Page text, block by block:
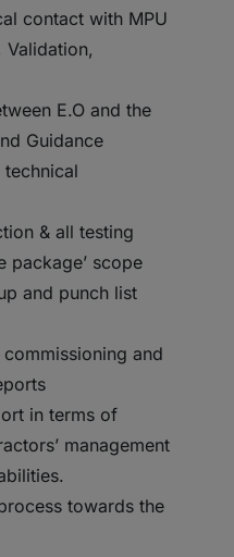
contact with MPU
Validation,
E.O and the
Guidance
technical
& all testing
package’ scope
and punch list
and
in terms of
management
towards the